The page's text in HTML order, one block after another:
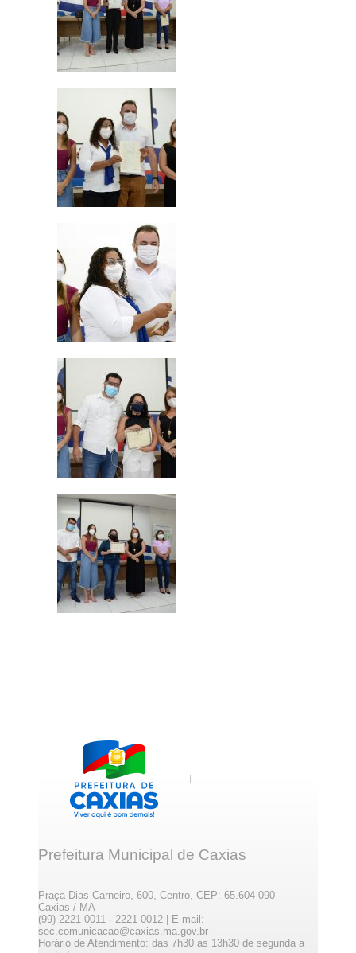
Prefeitura Municipal de Caxias
Praça Dias Carneiro, 600, Centro, CEP: 65.604-090 –
Caxias / MA
(99) 2221-0011 · 2221-0012 | E-mail:
sec.comunicacao@caxias.ma.gov.br
Horário de Atendimento: das 7h30 as 13h30 de segunda a